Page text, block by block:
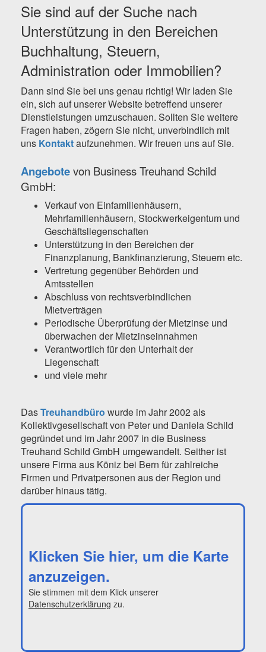
Sie sind auf der Suche nach
Unterstützung in den Bereichen
Buchhaltung, Steuern,
Administration oder Immobilien?
Dann sind Sie bei uns genau richtig! Wir laden Sie
ein, sich auf unserer Website betreffend unserer
Dienstleistungen umzuschauen. Sollten Sie weitere
Fragen haben, zögern Sie nicht, unverbindlich mit
uns Kontaktaufzunehmen. Wir freuen uns auf Sie.
Angebotevon Business Treuhand Schild
GmbH:
Verkauf von Einfamilienhäusern,
Mehrfamilienhäusern, Stockwerkeigentum und
Geschäftsliegenschaften
Unterstützung in den Bereichen der
Finanzplanung, Bankfinanzierung, Steuern etc.
Vertretung gegenüber Behörden und
Amtsstellen
Abschluss von rechtsverbindlichen
Mietverträgen
Periodische Überprüfung der Mietzinse und
überwachen der Mietzinseinnahmen
Verantwortlich für den Unterhalt der
Liegenschaft
und viele mehr
DasTreuhandbüro wurde im Jahr 2002 als
Kollektivgesellschaft von Peter und Daniela Schild
gegründet und im Jahr 2007 in die Business
Treuhand Schild GmbH umgewandelt. Seither ist
unsere Firma aus Köniz bei Bern für zahlreiche
Firmen und Privatpersonen aus der Region und
darüber hinaus tätig.
Klicken Sie hier, um die Karte
anzuzeigen.
Sie stimmen mit dem Klick unserer
Datenschutzerklärung zu.